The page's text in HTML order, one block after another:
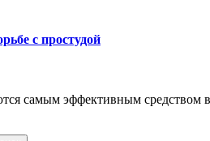
с простудой
самым эффективным средством